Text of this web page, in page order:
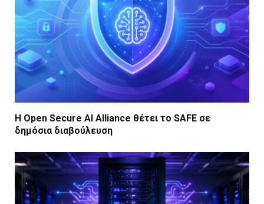
Η Open Secure AI Alliance θέτει το SAFE σε
δημόσια διαβούλευση